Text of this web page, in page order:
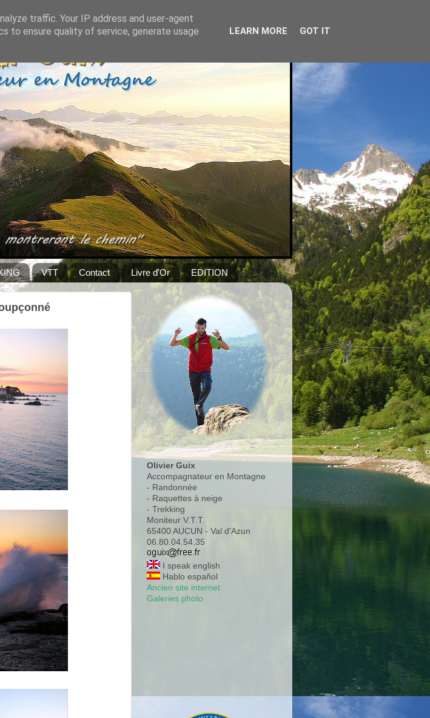
VTT Contact Livre d'Or EDITION
Olivier Guix
Accompagnateur en Montagne
- Randonnée
- Raquettes à neige
- Trekking
Moniteur V.T.T.
65400 AUCUN - Val d'Azun
06.80.04.54.35
I speak english
Hablo español
Ancien site internet
Galeries photo
traffic. Your IP address and user-agent
to ensure quality of service, generate usage
LEARN MORE GOT IT